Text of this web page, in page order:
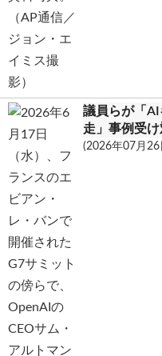
議員らが「
走」事例受
(2026年07月26